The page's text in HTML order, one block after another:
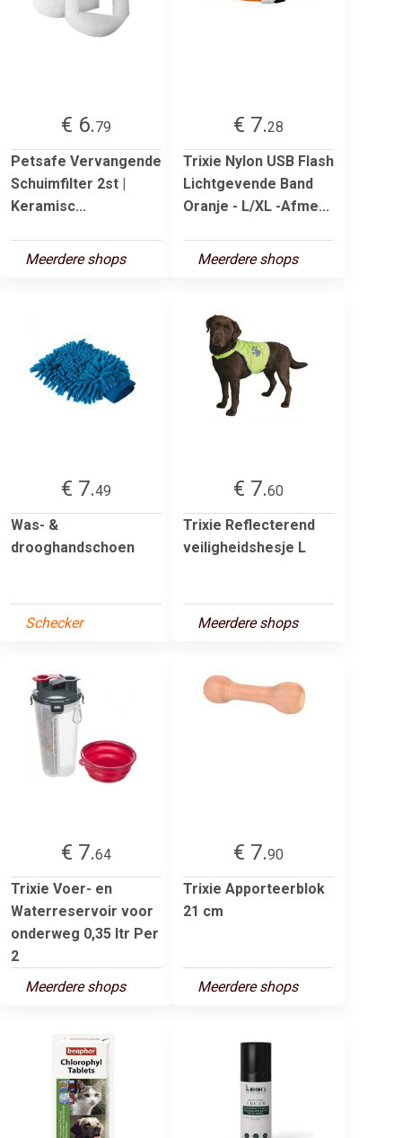
€ 6.79
Petsafe Vervangende
Schuimfilter 2st |
Keramisc...
Meerdere shops
€ 7.28
Trixie Nylon USB Flash
Lichtgevende Band
Oranje - L/XL -Afme...
Meerdere shops
€ 7.49
Was- &
drooghandschoen
Schecker
€ 7.60
Trixie Reflecterend
veiligheidshesje L
Meerdere shops
€ 7.64
Trixie Voer- en
Waterreservoir voor
onderweg 0,35 ltr Per
2
Meerdere shops
€ 7.90
Trixie Apporteerblok
21 cm
Meerdere shops